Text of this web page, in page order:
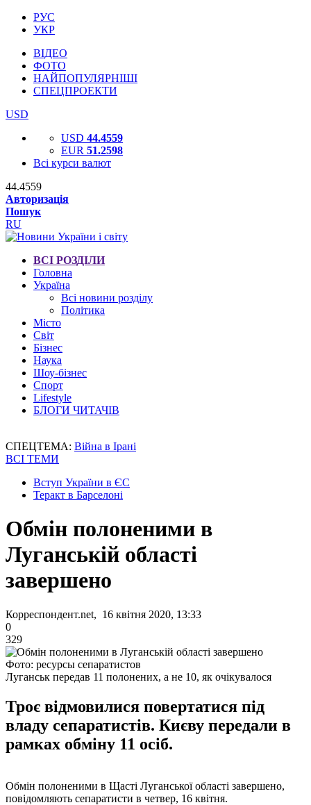
РУС
УКР
ВІДЕО
ФОТО
НАЙПОПУЛЯРНІШІ
СПЕЦПРОЕКТИ
USD
USD 44.4559
EUR 51.2598
Всі курси валют
44.4559
Авторизація
Пошук
RU
ВСІ РОЗДІЛИ
Головна
Україна
Всі новини розділу
Політика
Місто
Світ
Бізнес
Наука
Шоу-бізнес
Спорт
Lifestyle
БЛОГИ ЧИТАЧІВ
СПЕЦТЕМА: Війна в Ірані
ВСІ ТЕМИ
Вступ України в ЄС
Теракт в Барселоні
Обмін полоненими в
Луганській області
завершено
Корреспондент.net, 16 квітня 2020, 13:33
0
329
Фото: ресурсы сепаратистов
Луганськ передав 11 полонених, а не 10, як очікувалося
Троє відмовилися повертатися під
владу сепаратистів. Києву передали в
рамках обміну 11 осіб.
Обмін полоненими в Щасті Луганської області завершено,
повідомляють сепаратисти в четвер, 16 квітня.